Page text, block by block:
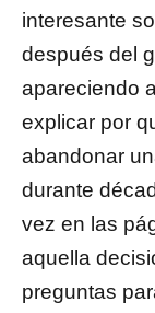
interesante
después del
apareciendo
explicar por
abandonar
durante
vez en las
aquella
preguntas